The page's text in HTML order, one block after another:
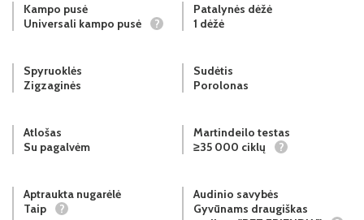
Kampo pusė
Universali kampo pusė
?
Patalynės dėžė
1 dėžė
Spyruoklės
Zigzaginės
Sudėtis
Porolonas
Atlošas
Su pagalvėm
Martindeilo testas
≥35 000 ciklų
?
Aptraukta nugarėlė
Taip
?
Audinio savybės
Gyvūnams draugiškas